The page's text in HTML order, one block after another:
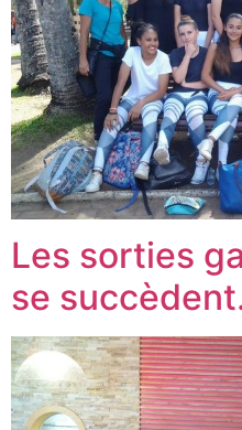
Les sorties
se